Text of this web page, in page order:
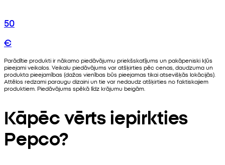
50
€
Parādītie produkti ir nākamo piedāvājumu priekšskatījums un pakāpeniski kļūs
pieejami veikalos. Veikalu piedāvājums var atšķirties pēc cenas, daudzuma un
produkta pieejamības (dažas vienības būs pieejamas tikai atsevišķās lokācijās).
Attēlos redzami paraugu dizaini un tie var nedaudz atšķirties no faktiskajiem
produktiem. Piedāvājums spēkā līdz krājumu beigām.
Kāpēc vērts iepirkties
Pepco?